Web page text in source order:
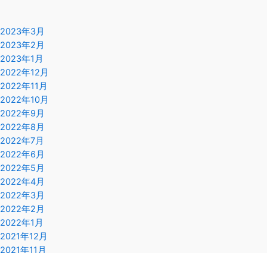
2023年3月
2023年2月
2023年1月
2022年12月
2022年11月
2022年10月
2022年9月
2022年8月
2022年7月
2022年6月
2022年5月
2022年4月
2022年3月
2022年2月
2022年1月
2021年12月
2021年11月